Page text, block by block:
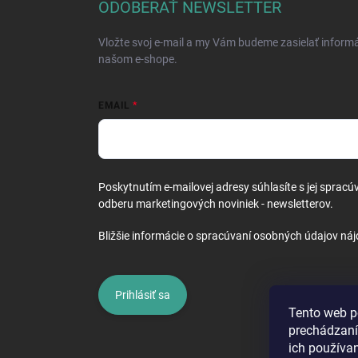
Tento web
ich
ODOBERAŤ NEWSLETTER
Vložte svoj e-mail a my Vám budeme zasielať
našom e-shope.
EMAIL
Poskytnutím e-mailovej adresy súhlasíte s jej
odberu marketingových noviniek - newsletterov.
Bližšie informácie o spracúvaní osobných údajov
Prihlásiť sa